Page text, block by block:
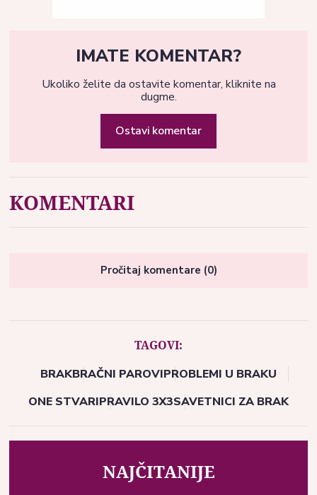
IMATE KOMENTAR?
Ukoliko želite da ostavite komentar, kliknite na
dugme.
Ostavi komentar
KOMENTARI
Pročitaj komentare (0)
TAGOVI:
BRAKBRAČNI PAROVIPROBLEMI U BRAKU
ONE STVARIPRAVILO 3X3SAVETNICI ZA BRAK
NAJČITANIJE